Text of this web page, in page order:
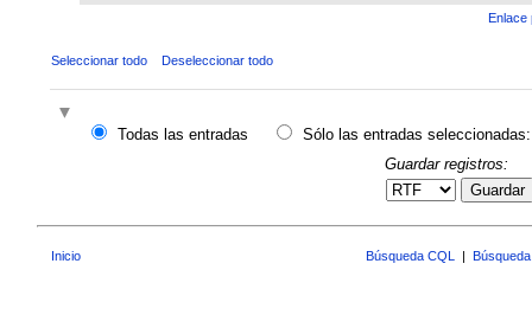
Enlace
Seleccionar todo Deseleccionar todo
Todas las entradas
Sólo las entradas seleccionadas:
Guardar registros:
Guardar
Inicio Búsqueda CQL